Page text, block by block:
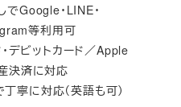
Google・LINE・
等利用可
デビットカード／Apple
決済に対応
寧に対応（英語も可）